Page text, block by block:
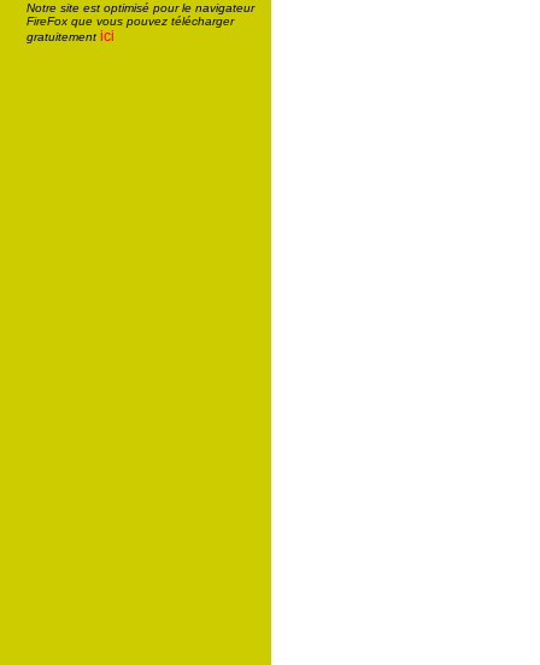
Notre site est optimisé pour le navigateur
FireFox que vous pouvez télécharger
gratuitement ici